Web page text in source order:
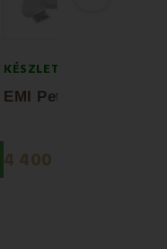
KÉSZLETEN
4 400 Ft